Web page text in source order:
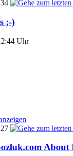
;-)
Uhr
About